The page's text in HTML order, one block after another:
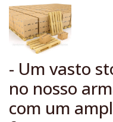
- Um vasto
no nosso
com um